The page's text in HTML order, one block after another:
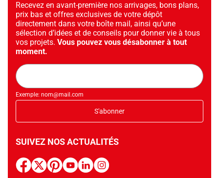
Recevez en avant-première nos arrivages, bons plans,
prix bas et offres exclusives de votre dépôt
directement dans votre boîte mail, ainsi qu’une
sélection d’idées et de conseils pour donner vie à tous
vos projets. Vous pouvez vous désabonner à tout
moment.
Adresse
mail
Exemple: nom@mail.com
S'abonner
SUIVEZ NOS ACTUALITÉS
facebook
x pinterestyoutubelinkedininstagram